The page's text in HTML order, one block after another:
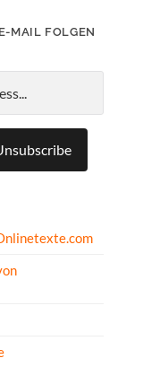
MAIL FOLGEN